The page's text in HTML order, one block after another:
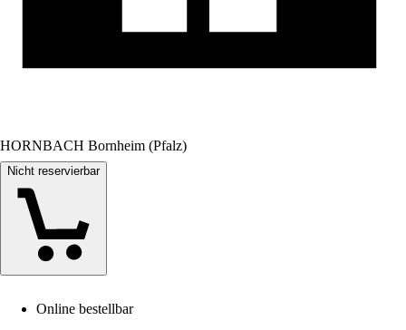
HORNBACH Bornheim (Pfalz)
Nicht reservierbar
Online bestellbar